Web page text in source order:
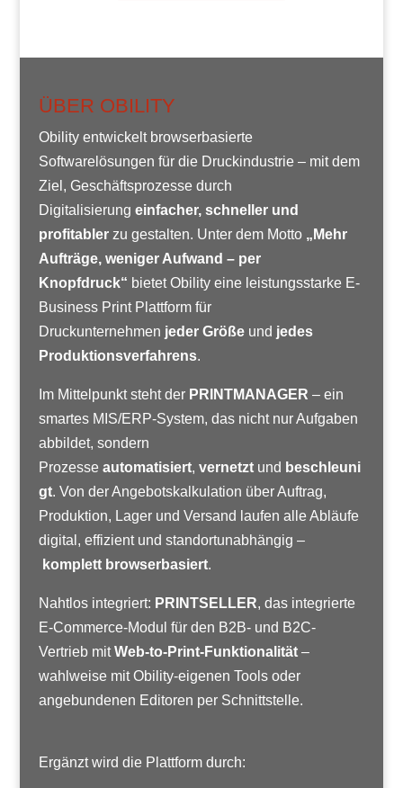
ÜBER OBILITY
Obility entwickelt browserbasierte
Softwarelösungen für die Druckindustrie – mit dem
Ziel, Geschäftsprozesse durch
Digitalisierung einfacher, schneller und
profitablerzu gestalten. Unter dem Motto „Mehr
Aufträge, weniger Aufwand – per
Knopfdruck“ bietet Obility eine leistungsstarke E-
Business Print Plattform für
Druckunternehmen jeder Größe und jedes
Produktionsverfahrens.
Im Mittelpunkt steht der PRINTMANAGER – ein
smartes MIS/ERP-System, das nicht nur Aufgaben
abbildet, sondern
Prozesse automatisiert, vernetztund beschleuni
gt. Von der Angebotskalkulation über Auftrag,
Produktion, Lager und Versand laufen alle Abläufe
digital, effizient und standortunabhängig –
komplett browserbasiert.
Nahtlos integriert: PRINTSELLER, das integrierte
E-Commerce-Modul für den B2B- und B2C-
Vertrieb mitWeb-to-Print-Funktionalität–
wahlweise mit Obility-eigenen Tools oder
angebundenen Editoren per Schnittstelle.
Ergänzt wird die Plattform durch: